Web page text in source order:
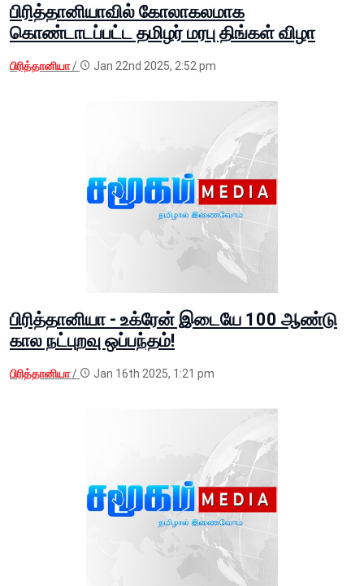
பிரித்தானியாவில் கோலாகலமாக
கொண்டாடப்பட்ட தமிழர் மரபு திங்கள் விழா
பிரித்தானியா/ Jan 22nd 2025, 2:52 pm
பிரித்தானியா - உக்ரேன் இடையே 100 ஆண்டு
கால நட்புறவு ஒப்பந்தம்!
பிரித்தானியா/ Jan 16th 2025, 1:21 pm